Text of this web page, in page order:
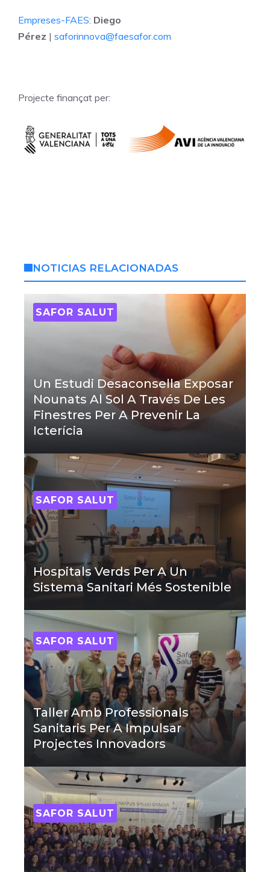
Empreses-FAES: Diego
Pérez | saforinnova@faesafor.com
Projecte finançat per:
NOTICIAS RELACIONADAS
SAFOR SALUT
Un Estudi Desaconsella Exposar
Nounats Al Sol A Través De Les
Finestres Per A Prevenir La
Icterícia
SAFOR SALUT
Hospitals Verds Per A Un
Sistema Sanitari Més Sostenible
SAFOR SALUT
Taller Amb Professionals
Sanitaris Per A Impulsar
Projectes Innovadors
SAFOR SALUT